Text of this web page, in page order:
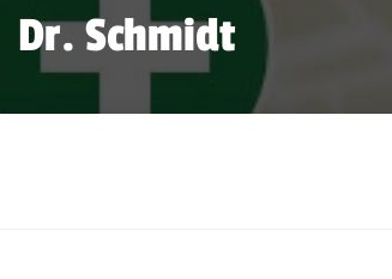
Dr. Schmidt